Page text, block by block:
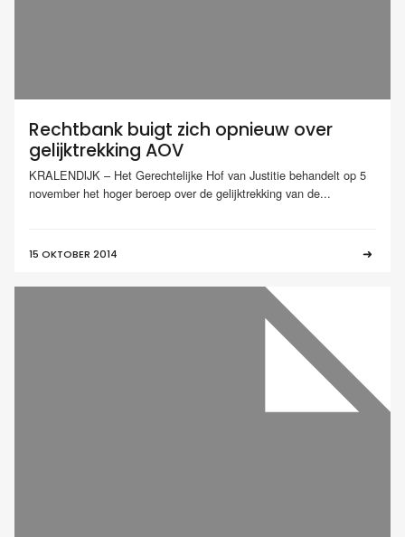
Rechtbank buigt zich opnieuw over
gelijktrekking AOV
KRALENDIJK – Het Gerechtelijke Hof van Justitie behandelt op 5
november het hoger beroep over de gelijktrekking van de...
15 OKTOBER 2014